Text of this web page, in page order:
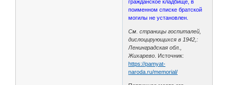
гражданское кладбище, в
поименном списке братской
могилы не установлен.
См. страницы госпиталей,
дислоцирующихся в 1942,:
Ленинградская обл.,
Жихарево . Источник:
https://pamyat-
naroda.ru/memorial/